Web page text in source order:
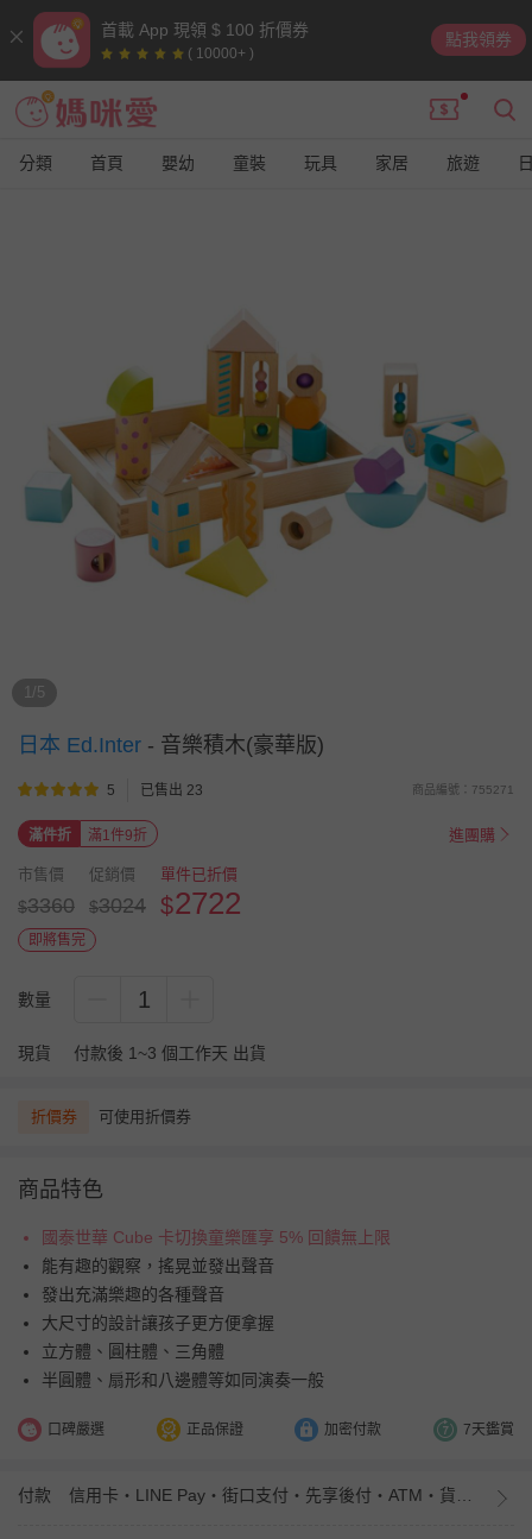
首載 App 現領 $ 100 折價券
( 10000+ )
點我領券
分類 首頁 嬰幼 童裝 玩具 家居 旅遊
1/5
日本 Ed.Inter - 音樂積木(豪華版)
5 已售出 23 商品編號：755271
滿件折 滿1件9折 進團購
市售價
$3360
促銷價
$3024
單件已折價
$2722
即將售完
數量 1
現貨 付款後 1~3 個工作天 出貨
折價券 可使用折價券
商品特色
國泰世華 Cube 卡切換童樂匯享 5% 回饋無上限
能有趣的觀察，搖晃並發出聲音
發出充滿樂趣的各種聲音
大尺寸的設計讓孩子更方便拿握
立方體、圓柱體、三角體
半圓體、扇形和八邊體等如同演奏一般
口碑嚴選 正品保證 加密付款 7天鑑賞
付款